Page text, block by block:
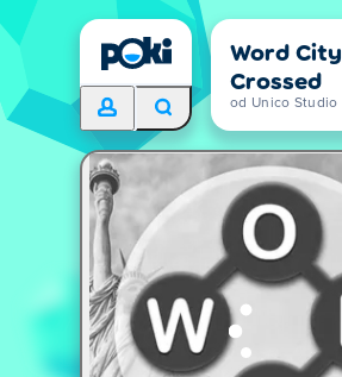
Word City
Crossed
od Unico Studio